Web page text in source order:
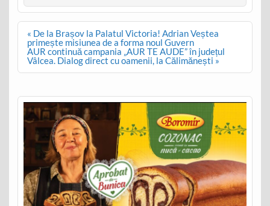
Post
navigation
« De la Brașov la Palatul Victoria! Adrian Veștea
primește misiunea de a forma noul Guvern
AUR continuă campania „AUR TE AUDE” în județul
Vâlcea. Dialog direct cu oamenii, la Călimănești »